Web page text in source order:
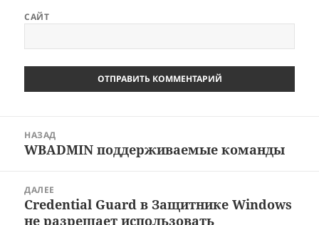
САЙТ
записям
НАЗАД
Предыдущая
WBADMIN поддерживаемые команды
ДАЛЕЕ
Следующая
запись:
Credential Guard в Защитнике Windows
не разрешает использовать